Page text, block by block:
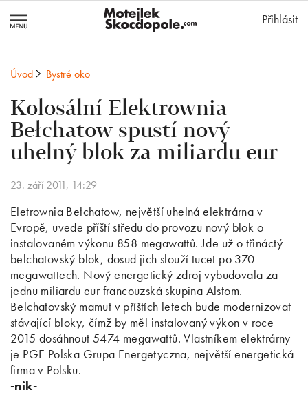
Přihlásit
Úvod Bystré oko
Kolosální Elektrownia
Bełchatow spustí nový
uhelný blok za miliardu eur
23. září 2011, 14:29
Eletrownia Bełchatow, největší uhelná elektrárna v
Evropě, uvede příští středu do provozu nový blok o
instalovaném výkonu 858 megawattů. Jde už o třináctý
belchatovský blok, dosud jich slouží tucet po 370
megawattech. Nový energetický zdroj vybudovala za
jednu miliardu eur francouzská skupina Alstom.
Belchatovský mamut v příštích letech bude modernizovat
stávající bloky, čímž by měl instalovaný výkon v roce
2015 dosáhnout 5474 megawattů. Vlastníkem elektrárny
je PGE Polska Grupa Energetyczna, největší energetická
firma v Polsku.
-nik-